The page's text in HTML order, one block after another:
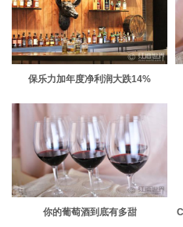
保乐力加年度净利润大跌14%
你的葡萄酒到底有多甜